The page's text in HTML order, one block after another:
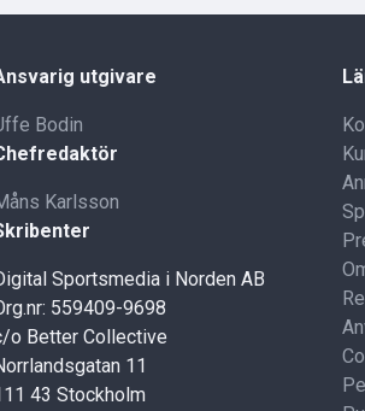
utgivare
Bodin
Karlsson
Sportsmedia i Norden AB
559409-9698
o Better Collective
11
43 Stockholm